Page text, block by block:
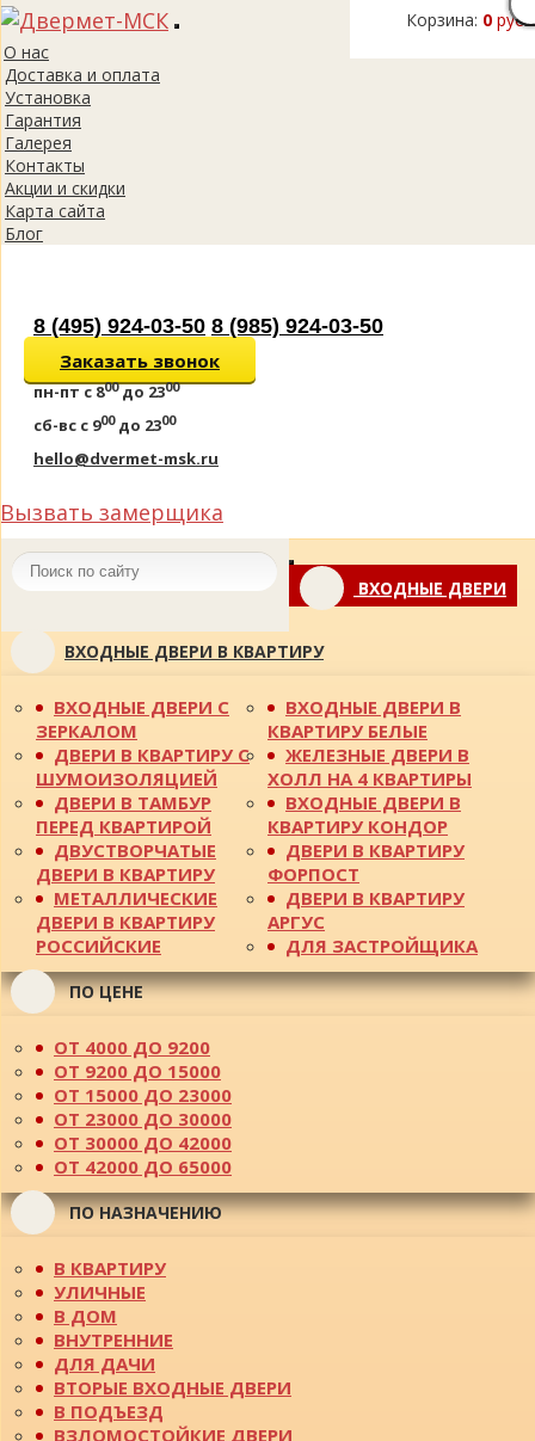
Корзина: 0 руб.
Toggle
О нас
Доставка и оплата
Установка
Гарантия
Галерея
Контакты
Акции и скидки
Карта сайта
Блог
8 (495) 924-03-50 8 (985) 924-03-50
Заказать звонок
пн-пт с 800до 2300
сб-вс с 900до 2300
hello@dvermet-msk.ru
Вызвать замерщика
Toggle
navigationВХОДНЫЕ ДВЕРИ
ВХОДНЫЕ ДВЕРИ В КВАРТИРУ
ВХОДНЫЕ ДВЕРИ С
ЗЕРКАЛОМ
ДВЕРИ В КВАРТИРУ С
ШУМОИЗОЛЯЦИЕЙ
ДВЕРИ В ТАМБУР
ПЕРЕД КВАРТИРОЙ
ДВУСТВОРЧАТЫЕ
ДВЕРИ В КВАРТИРУ
МЕТАЛЛИЧЕСКИЕ
ДВЕРИ В КВАРТИРУ
РОССИЙСКИЕ
ВХОДНЫЕ ДВЕРИ В
КВАРТИРУ БЕЛЫЕ
ЖЕЛЕЗНЫЕ ДВЕРИ В
ХОЛЛ НА 4 КВАРТИРЫ
ВХОДНЫЕ ДВЕРИ В
КВАРТИРУ КОНДОР
ДВЕРИ В КВАРТИРУ
ФОРПОСТ
ДВЕРИ В КВАРТИРУ
АРГУС
ДЛЯ ЗАСТРОЙЩИКА
ПО ЦЕНЕ
ОТ 4000 ДО 9200
ОТ 9200 ДО 15000
ОТ 15000 ДО 23000
ОТ 23000 ДО 30000
ОТ 30000 ДО 42000
ОТ 42000 ДО 65000
ПО НАЗНАЧЕНИЮ
В КВАРТИРУ
УЛИЧНЫЕ
В ДОМ
ВНУТРЕННИЕ
ДЛЯ ДАЧИ
ВТОРЫЕ ВХОДНЫЕ ДВЕРИ
В ПОДЪЕЗД
ВЗЛОМОСТОЙКИЕ ДВЕРИ